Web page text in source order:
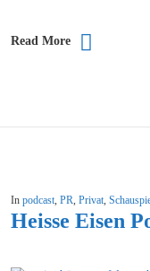
Read More
Inpodcast,PR,Privat,
Heisse Eisen